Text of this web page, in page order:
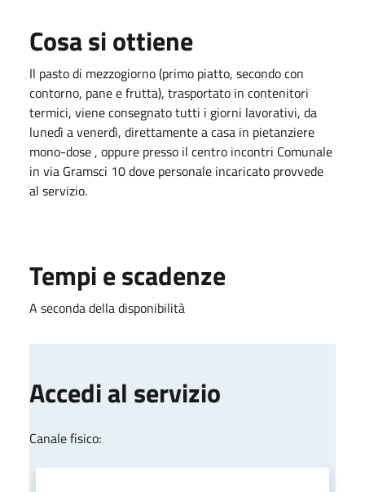
Cosa si ottiene
Il pasto di mezzogiorno (primo piatto, secondo con
contorno, pane e frutta), trasportato in contenitori
termici, viene consegnato tutti i giorni lavorativi, da
lunedì a venerdì, direttamente a casa in pietanziere
mono-dose , oppure presso il centro incontri Comunale
in via Gramsci 10 dove personale incaricato provvede
al servizio.
Tempi e scadenze
A seconda della disponibilità
Accedi al servizio
Canale fisico: